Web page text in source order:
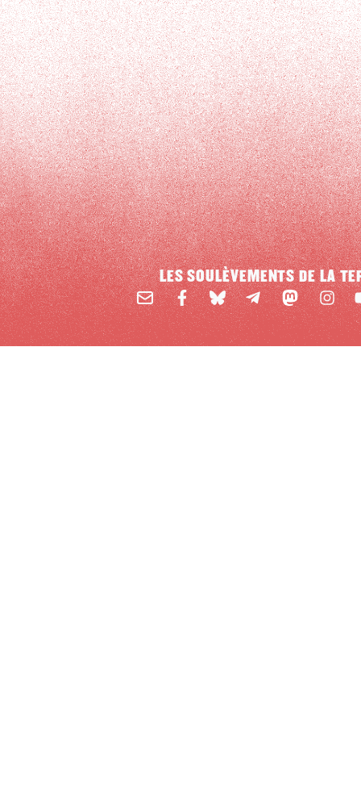
Email FacebookBlueSky Mastodon
LES SOULÈVEMENTS DE LA